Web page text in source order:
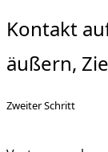
Kontakt
äußern,
Zweiter Schritt